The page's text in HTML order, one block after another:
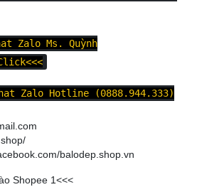
Zalo Ms. Quỳnh
Zalo Hotline (0888.944.333)
balodep.shop.vn
Shopee 1<<<